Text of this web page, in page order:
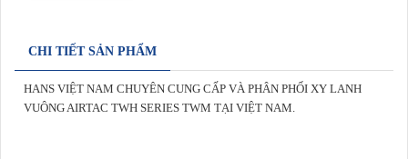
CHI TIẾT SẢN PHẨM
HANS VIỆT NAM CHUYÊN CUNG CẤP VÀ PHÂN PHỐI XY LANH
VUÔNG AIRTAC TWH SERIES TWM TẠI VIỆT NAM.